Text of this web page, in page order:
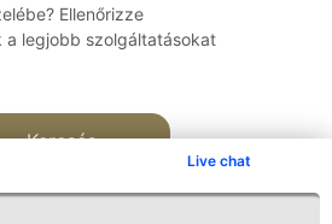
Live chat
Ellenőrizze
a legjobb szolgáltatásokat
Keresés